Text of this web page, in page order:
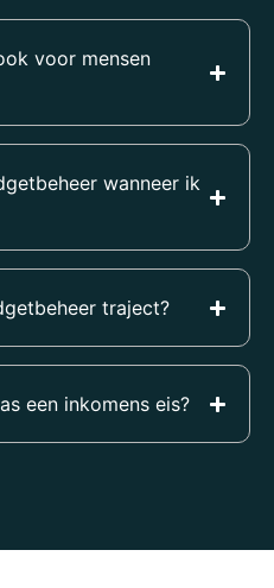
voor mensen
wanneer ik
traject?
een inkomens eis?